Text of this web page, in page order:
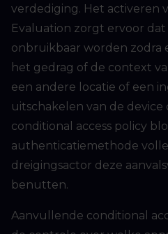
verdediging. Het activeren
Evaluation zorgt ervoor
onbruikbaar worden zodra
het gedrag of de context
een andere locatie of een
uitschakelen van de device
conditional access policy
authenticatiemethode
dreigingsactor deze
benutten.
Aanvullende conditional